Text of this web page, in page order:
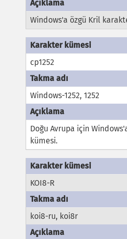
Windows'a özgü Kril
cp1252
Windows-1252, 1252
Doğu Avrupa için
kümesi.
KOI8-R
koi8-ru, koi8r